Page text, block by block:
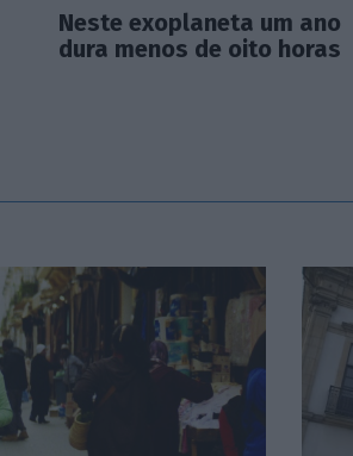
Neste exoplaneta um ano
dura menos de oito horas